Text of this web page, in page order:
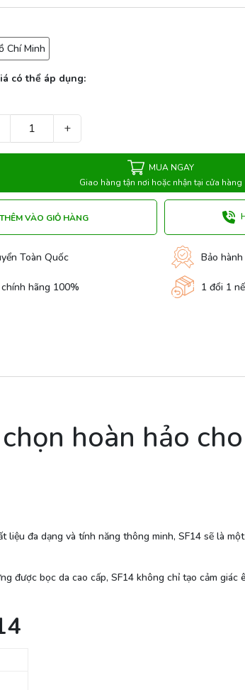
Chí Minh
có thể áp dụng:
+
MUA NGAY
Giao hàng tận nơi hoặc nhận tại cửa hàng
THÊM VÀO GIỎ HÀNG
Toàn Quốc Bảo
hãng 100% 1 đổi 1
hoàn hảo
đa dạng và tính năng thông minh, SF14 sẽ là
được bọc da cao cấp, SF14 không chỉ tạo cảm giác